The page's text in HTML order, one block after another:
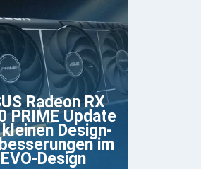
Radeon RX
PRIME Update
Design-
im
EVO-Design